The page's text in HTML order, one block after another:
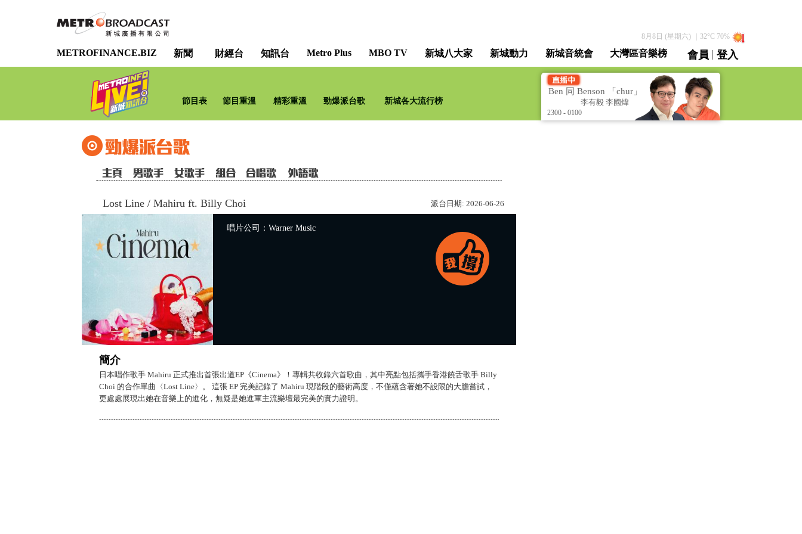
8月8日 (星期六)｜ 32°C 70%
METROFINANCE.BIZ 新聞 財經台 知訊台 Metro Plus MBO TV 新城八大家 新城動力 新城音統會 大灣區音樂榜 會員 | 登入
直播 / 重溫
節目表 節目重溫 精彩重溫 勁爆派台歌 新城各大流行榜
Ben 同 Benson 「chur」 到行 [Ben & Benson Talk Show]
李有毅 李國煒 李有毅 李國煒
2300 - 0100
Lost Line / Mahiru ft. Billy Choi 派台日期: 2026-06-26
唱片公司：Warner Music
簡介
日本唱作歌手 Mahiru 正式推出首張出道EP《Cinema》！專輯共收錄六首歌曲，其中亮點包括攜手香港饒舌歌手 Billy
Choi 的合作單曲〈Lost Line〉。 這張 EP 完美記錄了 Mahiru 現階段的藝術高度，不僅蘊含著她不設限的大膽嘗試，
更處處展現出她在音樂上的進化，無疑是她進軍主流樂壇最完美的實力證明。